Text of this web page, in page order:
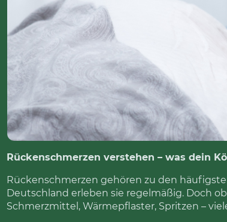
Rückenschmerzen verstehen – was dein
Rückenschmerzen gehören zu den
Deutschland erleben sie regelmäßig. Doch
Schmerzmittel, Wärmepflaster, Spritzen –